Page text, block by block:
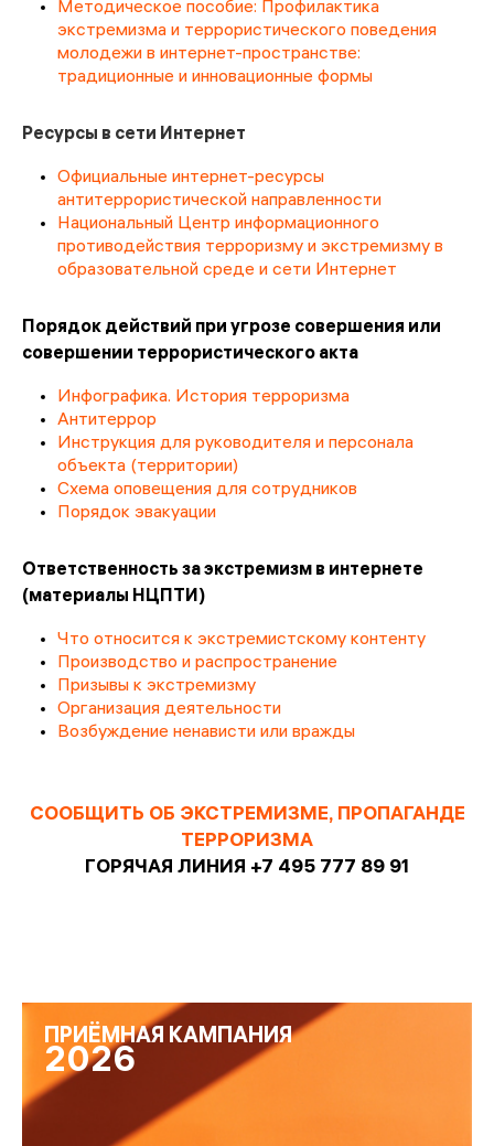
ПРИЁМНАЯ КАМПАНИЯ
2026
Методическое пособие: Профилактика
экстремизма и террористического поведения
молодежи в интернет-пространстве:
традиционные и инновационные формы
Ресурсы в сети Интернет
Официальные интернет-ресурсы
антитеррористической направленности
Национальный Центр информационного
противодействия терроризму и экстремизму в
образовательной среде и сети Интернет
Порядок действий при угрозе совершения или
совершении террористического акта
Инфографика. История терроризма
Антитеррор
Инструкция для руководителя и персонала
объекта (территории)
Схема оповещения для сотрудников
Порядок эвакуации
Ответственность за экстремизм в интернете
(материалы НЦПТИ)
Что относится к экстремистскому контенту
Производство и распространение
Призывы к экстремизму
Организация деятельности
Возбуждение ненависти или вражды
СООБЩИТЬ ОБ ЭКСТРЕМИЗМЕ, ПРОПАГАНДЕ
ТЕРРОРИЗМА
ГОРЯЧАЯ ЛИНИЯ +7 495 777 89 91